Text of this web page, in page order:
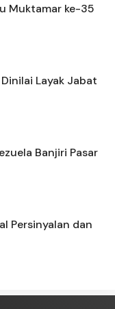
Muktamar ke-35
Layak Jabat
Banjiri Pasar
Persinyalan dan